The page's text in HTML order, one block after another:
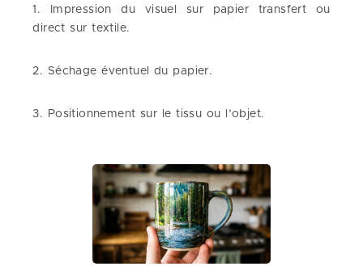
1. Impression du visuel sur papier transfert ou
direct sur textile.
2. Séchage éventuel du papier.
3. Positionnement sur le tissu ou l’objet.